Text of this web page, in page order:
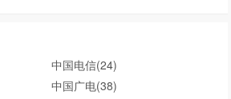
中国电信(24)
中国广电(38)